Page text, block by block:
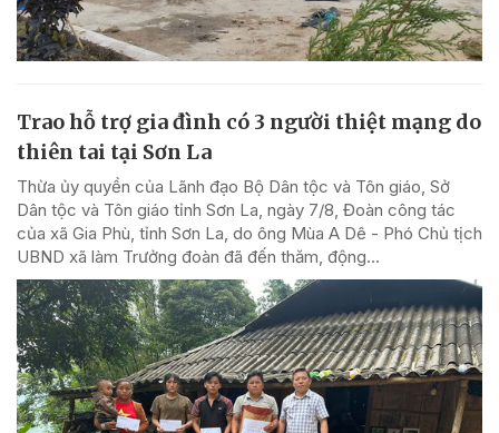
Trao hỗ trợ gia đình có 3 người thiệt mạng do
thiên tai tại Sơn La
Thừa ủy quyền của Lãnh đạo Bộ Dân tộc và Tôn giáo, Sở
Dân tộc và Tôn giáo tỉnh Sơn La, ngày 7/8, Đoàn công tác
của xã Gia Phù, tỉnh Sơn La, do ông Mùa A Dê - Phó Chủ tịch
UBND xã làm Trưởng đoàn đã đến thăm, động...